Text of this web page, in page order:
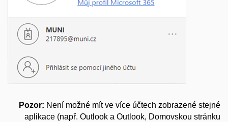
Pozor: Není možné mít ve více účtech zobrazené stejné
aplikace (např. Outlook a Outlook, Domovskou stránku